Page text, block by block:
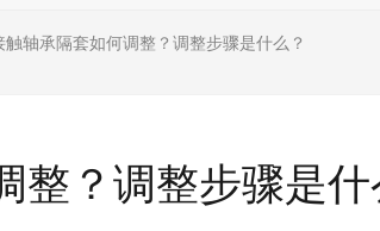
触轴承隔套如何调整？调整步骤是什么？
整？调整步骤是什